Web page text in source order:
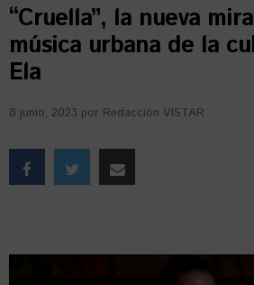
“Cruella”, la nueva
música urbana de la
Ela
8 junio, 2023 por Redacción VISTAR